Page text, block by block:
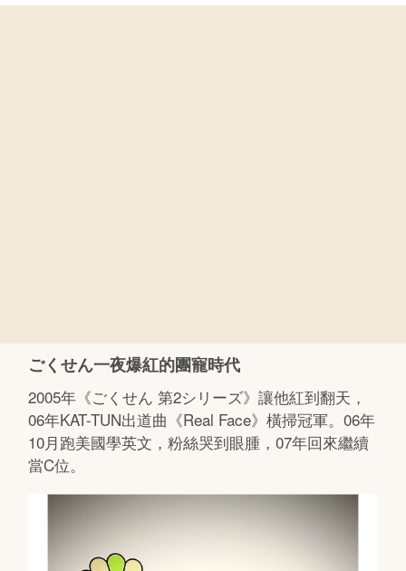
ごくせん一夜爆紅的團寵時代
2005年《ごくせん 第2シリーズ》讓他紅到翻天，
06年KAT-TUN出道曲《Real Face》橫掃冠軍。06年
10月跑美國學英文，粉絲哭到眼腫，07年回來繼續
當C位。